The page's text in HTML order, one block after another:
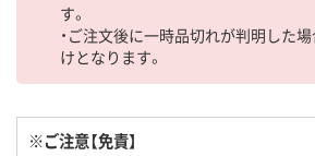
す。
・ご注文後に一時品切れが判明した
けとなります。
※ご注意【免責】